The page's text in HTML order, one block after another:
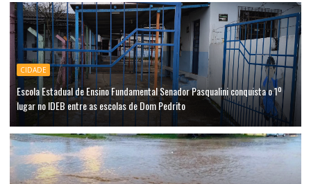
CIDADE
Escola Estadual de Ensino Fundamental Senador Pasqualini conquista o 1º
lugar no IDEB entre as escolas de Dom Pedrito